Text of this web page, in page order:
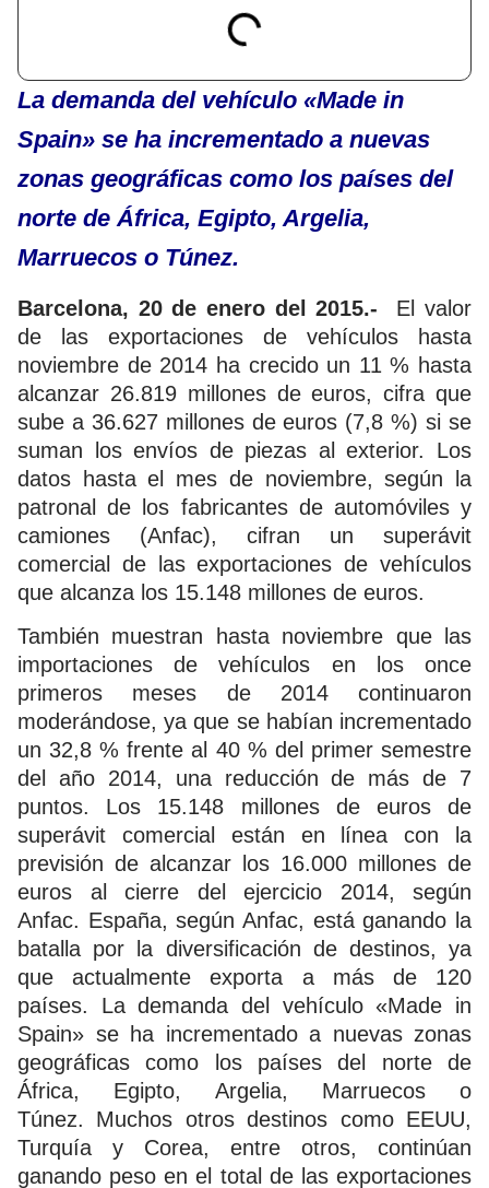
La demanda del vehículo «Made in
Spain» se ha incrementado a nuevas
zonas geográficas como los países del
norte de África, Egipto, Argelia,
Marruecos o Túnez.
Barcelona, 20 de enero del 2015.- El valor
de las exportaciones de vehículos hasta
noviembre de 2014 ha crecido un 11 % hasta
alcanzar 26.819 millones de euros, cifra que
sube a 36.627 millones de euros (7,8 %) si se
suman los envíos de piezas al exterior. Los
datos hasta el mes de noviembre, según la
patronal de los fabricantes de automóviles y
camiones (Anfac), cifran un superávit
comercial de las exportaciones de vehículos
que alcanza los 15.148 millones de euros.
También muestran hasta noviembre que las
importaciones de vehículos en los once
primeros meses de 2014 continuaron
moderándose, ya que se habían incrementado
un 32,8 % frente al 40 % del primer semestre
del año 2014, una reducción de más de 7
puntos. Los 15.148 millones de euros de
superávit comercial están en línea con la
previsión de alcanzar los 16.000 millones de
euros al cierre del ejercicio 2014, según
Anfac. España, según Anfac, está ganando la
batalla por la diversificación de destinos, ya
que actualmente exporta a más de 120
países. La demanda del vehículo «Made in
Spain» se ha incrementado a nuevas zonas
geográficas como los países del norte de
África, Egipto, Argelia, Marruecos o
Túnez. Muchos otros destinos como EEUU,
Turquía y Corea, entre otros, continúan
ganando peso en el total de las exportaciones